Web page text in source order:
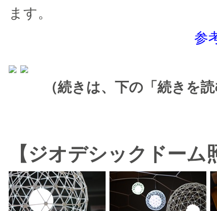
ます。
参
（続きは、下の「続きを
【ジオデシックドーム